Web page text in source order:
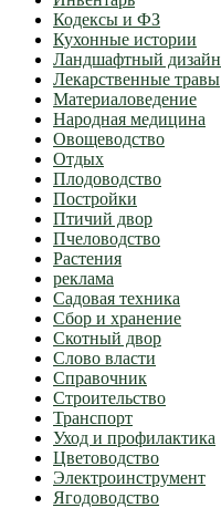
Кодексы и ФЗ
Кухонные истории
Ландшафтный дизайн
Лекарственные травы
Материаловедение
Народная медицина
Овощеводство
Отдых
Плодоводство
Постройки
Птичий двор
Пчеловодство
Растения
реклама
Садовая техника
Сбор и хранение
Скотный двор
Слово власти
Справочник
Строительство
Транспорт
Уход и профилактика
Цветоводство
Электроинструмент
Ягодоводство